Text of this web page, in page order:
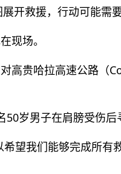
开救援，行动可能需
现场。
高贵哈拉高速公路（
岁男子在肩膀受伤后
望我们能够完成所有